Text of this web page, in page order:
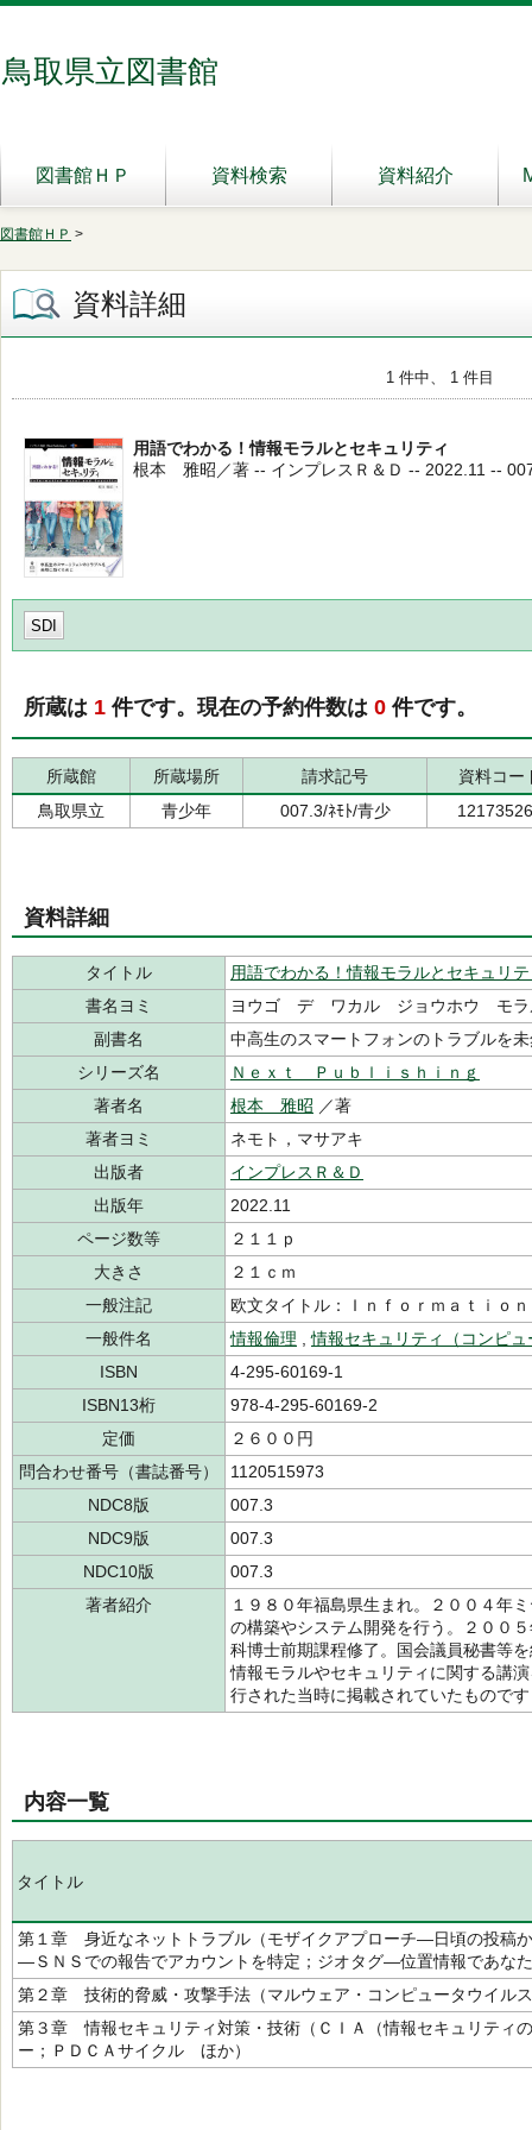
鳥取県立図書館
図書館ＨＰ 資料検索 資料紹介
図書館ＨＰ >
資料詳細
1 件中、 1 件目
用語でわかる！情報モラルとセキュリティ
根本 雅昭／著 -- インプレスＲ＆Ｄ -- 2022.11 --
SDI
所蔵は 1 件です。現在の予約件数は 0 件です。
所蔵館 所蔵場所 請求記号
資料コー
鳥取県立
青少年 007.3/ﾈﾓﾄ/青少
資料詳細
タイトル
用語でわかる！情報モラルとセキュリ
書名ヨミ
ヨウゴ デ ワカル ジョウホウ モ
副書名
中高生のスマートフォンのトラブルを
シリーズ名
Ｎｅｘｔ Ｐｕｂｌｉｓｈｉｎｇ
著者名
根本 雅昭 ／著
著者ヨミ
ネモト，マサアキ
出版者
インプレスＲ＆Ｄ
出版年
2022.11
ページ数等
２１１ｐ
大きさ
２１ｃｍ
一般注記
欧文タイトル：Ｉｎｆｏｒｍａｔｉ
一般件名
情報倫理 ,情報セキュリティ（コンピュ
ISBN
4-295-60169-1
ISBN13桁
978-4-295-60169-2
定価
２６００円
問合わせ番号（書誌番号）
1120515973
NDC8版
007.3
NDC9版
007.3
NDC10版
007.3
著者紹介
１９８０年福島県生まれ。２００４年
の構築やシステム開発を行う。２００
科博士前期課程修了。国会議員秘書等
情報モラルやセキュリティに関する講
行された当時に掲載されていたもので
内容一覧
タイトル
第１章 身近なネットトラブル（モザイクアプローチ―日頃の投稿
―ＳＮＳでの報告でアカウントを特定；ジオタグ―位置情報であな
第２章 技術的脅威・攻撃手法（マルウェア・コンピュータウイル
第３章 情報セキュリティ対策・技術（ＣＩＡ（情報セキュリティ
ー；ＰＤＣＡサイクル ほか）